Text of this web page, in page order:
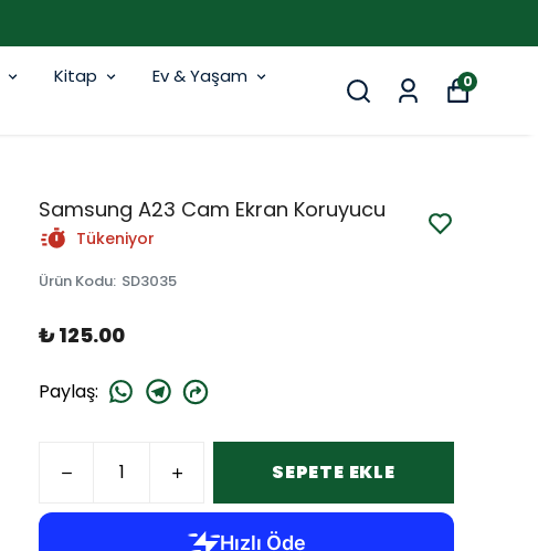
Kitap
Ev & Yaşam
0
Samsung A23 Cam Ekran Koruyucu
Tükeniyor
Ürün Kodu: SD3035
₺ 125.00
Paylaş:
SEPETE EKLE